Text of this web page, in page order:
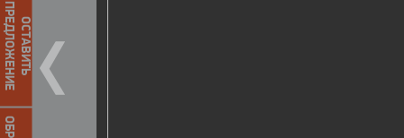
ОСТАВИТЬ
ПРЕДЛОЖЕНИЕ